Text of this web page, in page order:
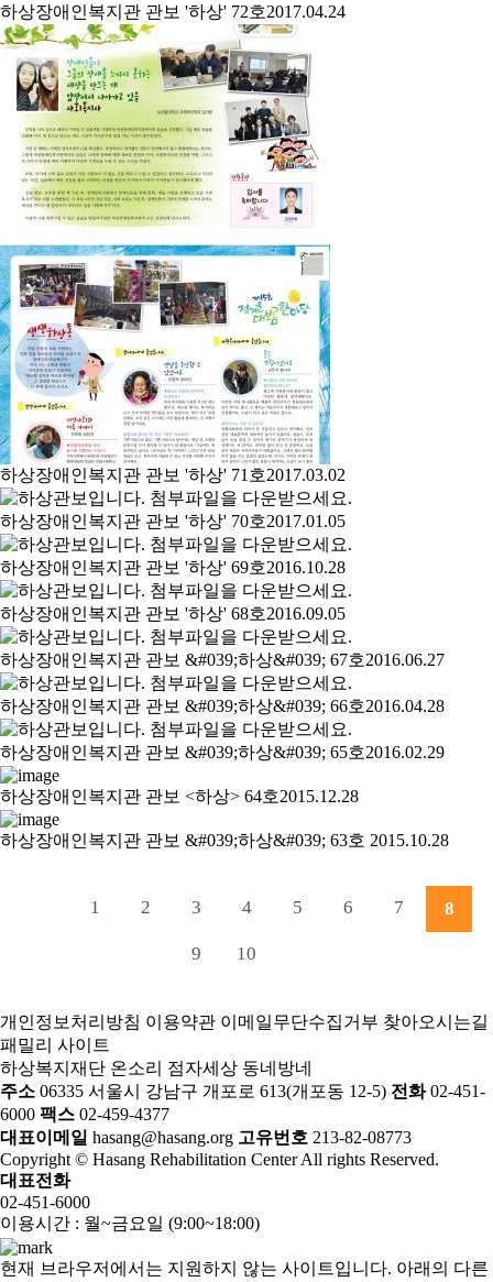
하상장애인복지관 관보 '하상' 72호2017.04.24
하상장애인복지관 관보 '하상' 71호2017.03.02
하상장애인복지관 관보 '하상' 70호2017.01.05
하상장애인복지관 관보 '하상' 69호2016.10.28
하상장애인복지관 관보 '하상' 68호2016.09.05
하상장애인복지관 관보 &#039;하상&#039; 67호2016.06.27
하상장애인복지관 관보 &#039;하상&#039; 66호2016.04.28
하상장애인복지관 관보 &#039;하상&#039; 65호2016.02.29
하상장애인복지관 관보 <하상> 64호2015.12.28
하상장애인복지관 관보 &#039;하상&#039; 63호 2015.10.28
1 2 3 4 5 6 7 8
9 10
개인정보처리방침 이용약관 이메일무단수집거부 찾아오시는길
패밀리 사이트
하상복지재단 온소리 점자세상 동네방네
주소 06335 서울시 강남구 개포로 613(개포동 12-5) 전화02-451-
6000 팩스 02-459-4377
대표이메일 hasang@hasang.org 고유번호 213-82-08773
Copyright © Hasang Rehabilitation Center All rights Reserved.
대표전화
02-451-6000
이용시간 : 월~금요일 (9:00~18:00)
현재 브라우저에서는 지원하지 않는 사이트입니다. 아래의 다른